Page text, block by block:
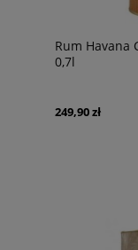
Rum Havana
0,7l
249,90 zł